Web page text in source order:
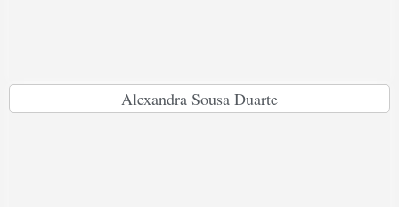
Alexandra Sousa Duarte